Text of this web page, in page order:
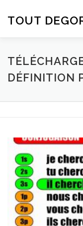
TOUT
DÉFINITION